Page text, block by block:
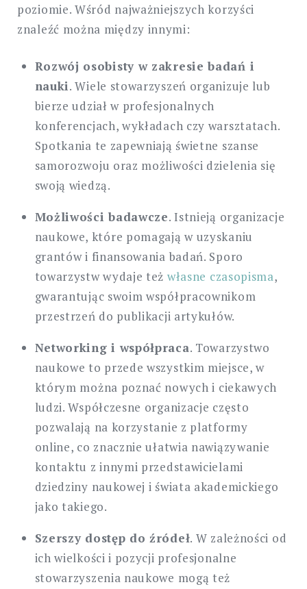
poziomie. Wśród najważniejszych korzyści
znaleźć można między innymi:
Rozwój osobisty w zakresie badań i
nauki. Wiele stowarzyszeń organizuje lub
bierze udział w profesjonalnych
konferencjach, wykładach czy warsztatach.
Spotkania te zapewniają świetne szanse
samorozwoju oraz możliwości dzielenia się
swoją wiedzą.
Możliwości badawcze. Istnieją organizacje
naukowe, które pomagają w uzyskaniu
grantów i finansowania badań. Sporo
towarzystw wydaje też własne czasopisma,
gwarantując swoim współpracownikom
przestrzeń do publikacji artykułów.
Networking i współpraca. Towarzystwo
naukowe to przede wszystkim miejsce, w
którym można poznać nowych i ciekawych
ludzi. Współczesne organizacje często
pozwalają na korzystanie z platformy
online, co znacznie ułatwia nawiązywanie
kontaktu z innymi przedstawicielami
dziedziny naukowej i świata akademickiego
jako takiego.
Szerszy dostęp do źródeł. W zależności od
ich wielkości i pozycji profesjonalne
stowarzyszenia naukowe mogą też